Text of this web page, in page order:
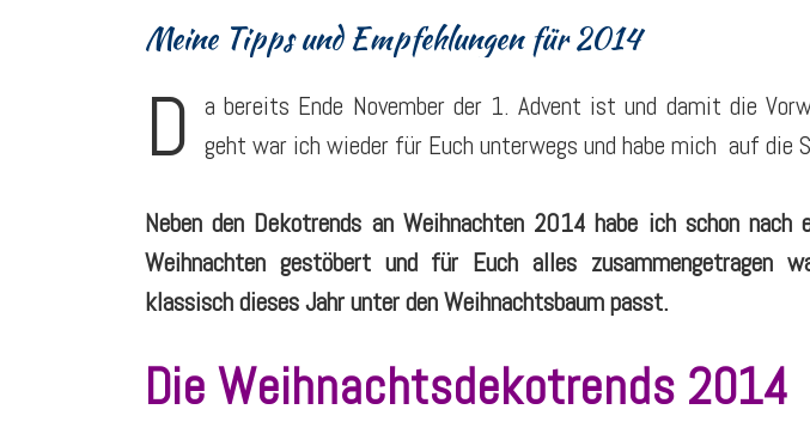
Meine Tipps und Empfehlungen für 2014
D a bereits Ende November der 1. Advent ist und damit die
geht war ich wieder für Euch unterwegs und habe mich auf die
Neben den Dekotrends an Weihnachten 2014 habe ich schon nach
Weihnachten gestöbert und für Euch alles zusammengetragen
klassisch dieses Jahr unter den Weihnachtsbaum passt.
Die Weihnachtsdekotrends 2014